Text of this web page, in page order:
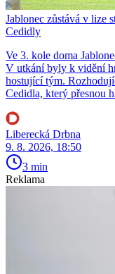
Jablonec zůstává v lize
Cedidly
Ve 3. kole doma
V utkání byly k vidění
hostující tým.
Cedidla, který přesnou
Liberecká Drbna
9. 8. 2026, 18:50
3 min
Reklama